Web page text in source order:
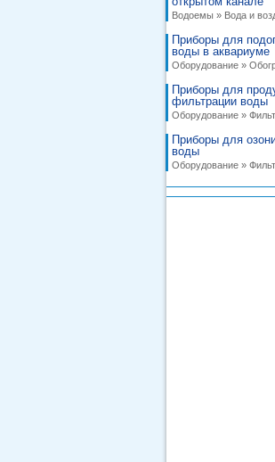
Водоемы » Вода и
Приборы для
воды в аквариуме
Оборудование »
Приборы для
фильтрации воды
Оборудование »
Приборы для
воды
Оборудование »